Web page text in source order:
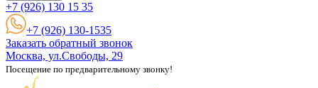
+7 (926) 130 15 35
+7 (926) 130-1535
Заказать обратный звонок
Москва, ул.Свободы, 29
Посещение по предварительному звонку!